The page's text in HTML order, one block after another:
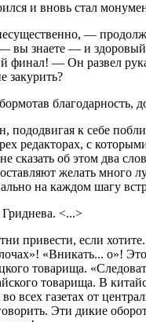
и вновь стал
—
вы знаете — и
финал! — Он развел
благодарность,
к себе
редакторах, с
сказать об этом два
оставляют желать
на каждом шагу
<...>
привести, если
«Вникать... о»!
товарища.
товарища. В
во всех газетах от
Эти дикие